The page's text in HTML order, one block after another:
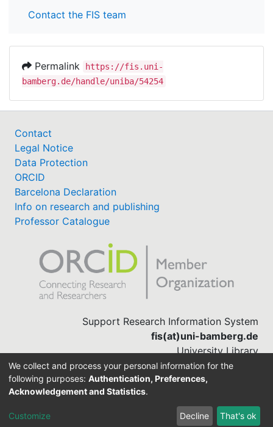
Contact the FIS team
Permalink
https://fis.uni-
bamberg.de/handle/uniba/54254
Contact
Legal Notice
Data Protection
ORCID
Barcelona Declaration
Info on research and publishing
Professor Catalogue
Support Research Information System
fis(at)uni-bamberg.de
University Library
(0951) 863-1568
DSpace-CRIS software
We collect and process your personal information for the
following purposes: Authentication, Preferences,
Acknowledgement and Statistics.
Customize Decline That's ok